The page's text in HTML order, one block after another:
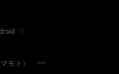
モト）